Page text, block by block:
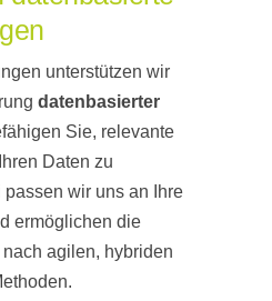
unterstützen wir
datenbasierter
Sie, relevante
Daten zu
wir uns an Ihre
ermöglichen die
agilen, hybriden